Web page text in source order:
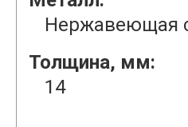
Нержавеющая
Толщина, мм:
14